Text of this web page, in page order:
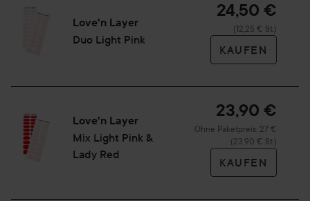
Zum Entfernen die Layers von der Nagelhaut her abziehen,
ggfs. ein Nagelöl verwenden. Das Öl unter den Layer an
der Nagelhaut auftragen und 2 Minuten einwirken lassen.
Dann die Layers vorsichtig abziehen. Abschließend die
Love'n Layer
Duo Light Pink
24,50 €
(12,25 € St.)
KAUFEN
Love'n Layer
Mix Light Pink &
Lady Red
23,90 €
Ohne Paketpreis: 27 €
(23,90 € St.)
KAUFEN